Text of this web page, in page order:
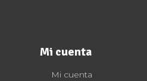
Mi cuenta
Mi cuenta